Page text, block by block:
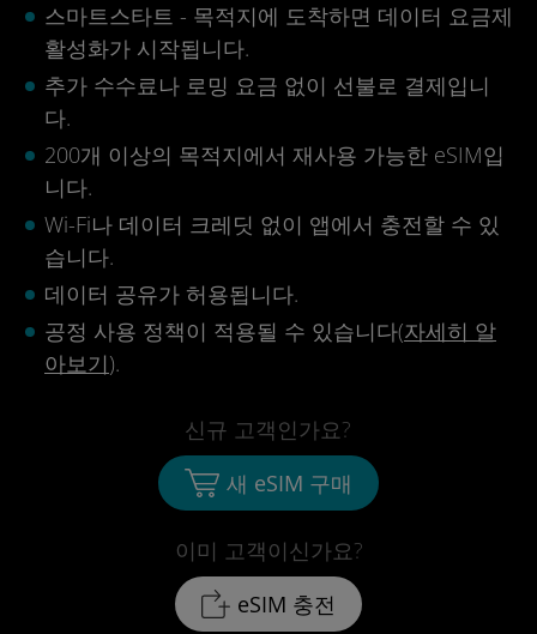
스마트스타트 - 목적지에 도착하면 데이터 요금제
활성화가 시작됩니다.
추가 수수료나 로밍 요금 없이 선불로 결제입니
다.
200개 이상의 목적지에서 재사용 가능한 eSIM입
니다.
Wi-Fi나 데이터 크레딧 없이 앱에서 충전할 수 있
습니다.
데이터 공유가 허용됩니다.
공정 사용 정책이 적용될 수 있습니다(자세히 알
아보기).
이미 고객이신가요?
eSIM 충전
신규 고객인가요?
새 eSIM 구매